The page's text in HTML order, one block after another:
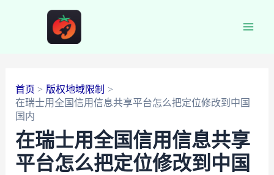
首页
版权地域限制
在瑞士用全国信用信息共享平台怎么把定位修改到中国
国内
在瑞士用全国信用信息共享
平台怎么把定位修改到中国